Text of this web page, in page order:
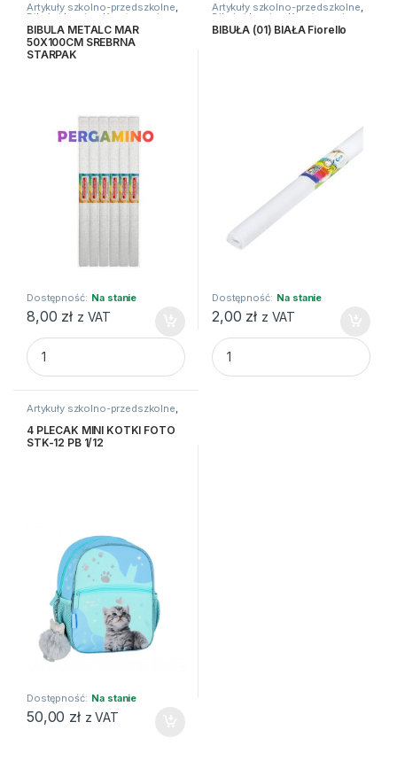
Artykuły szkolno-przedszkolne,
Bibuły i krepiny Kreatywne i
plastyczne
BIBULA METALC MAR
50X100CM SREBRNA
STARPAK
Dostępność: Na stanie
8,00 zł z VAT
BIBULA METALC MAR 50X100CM SREBRNA STARPAK
Artykuły szkolno-przedszkolne,
Bibuły i krepiny Kreatywne i
plastyczne
BIBUŁA (01) BIAŁA Fiorello
Dostępność: Na stanie
2,00 zł z VAT
BIBUŁA (01) BIAŁA Fiorello
Artykuły szkolno-przedszkolne,
4 PLECAK MINI KOTKI FOTO
STK-12 PB 1/12
Dostępność: Na stanie
50,00 zł z VAT